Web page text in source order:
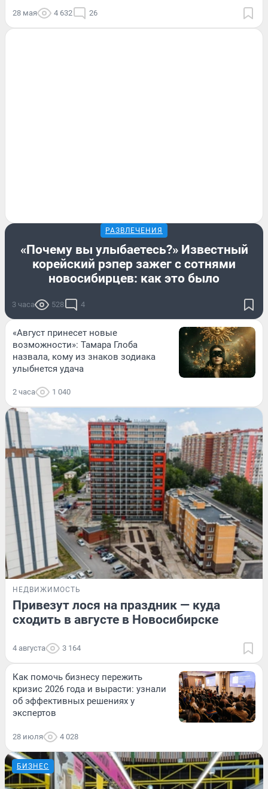
28 мая 4 632 26
РАЗВЛЕЧЕНИЯ
«Почему вы улыбаетесь?» Известный
корейский рэпер зажег с сотнями
новосибирцев: как это было
3 часа 528 4
«Август принесет новые
возможности»: Тамара Глоба
назвала, кому из знаков зодиака
улыбнется удача
2 часа 1 040
НЕДВИЖИМОСТЬ
Привезут лося на праздник — куда
сходить в августе в Новосибирске
4 августа 3 164
Как помочь бизнесу пережить
кризис 2026 года и вырасти: узнали
об эффективных решениях у
экспертов
28 июля 4 028
БИЗНЕС